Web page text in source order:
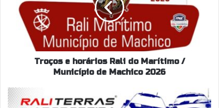
Marítimo
Município
MachicoTroços e horários Rali do Marítimo /
Município de Machico 2026
Terras
d